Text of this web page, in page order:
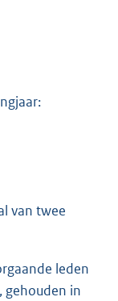
van twee
leden
gehouden in